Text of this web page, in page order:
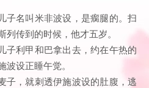
子名叫米非波设，是瘸腿的。扫
传到的时候，他才五岁。
子利甲和巴拿出去，约在午热的
设正睡午觉。
子，就刺透伊施波设的肚腹，逃